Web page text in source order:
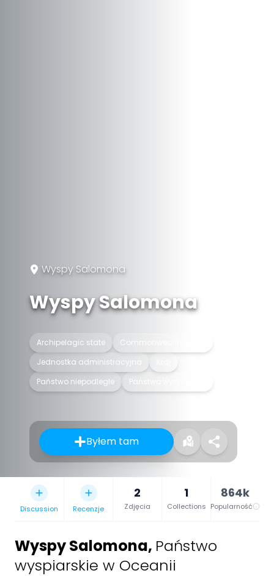
Wyspy Salomona
Wyspy Salomona
Archipelagic state
Commonwealth realm
Jednostka administracyjna
Państwo niepodległe
Państwo wyspiarskie
Byłem tam
Discussion Recenzje
2
Zdjęcia
1
Collections
864k
Popularność
Wyspy Salomona, Państwo
wyspiarskie w Oceanii